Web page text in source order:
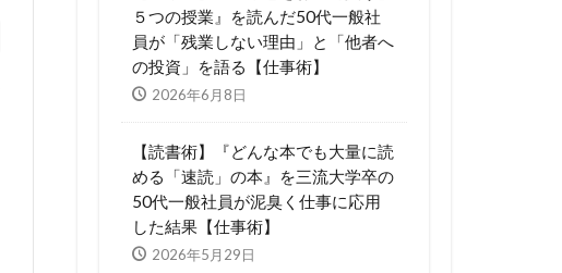
５つの授業』を読んだ50代一般社
員が「残業しない理由」と「他者へ
の投資」を語る【仕事術】
2026年6月8日
【読書術】『どんな本でも大量に読
める「速読」の本』を三流大学卒の
50代一般社員が泥臭く仕事に応用
した結果【仕事術】
2026年5月29日